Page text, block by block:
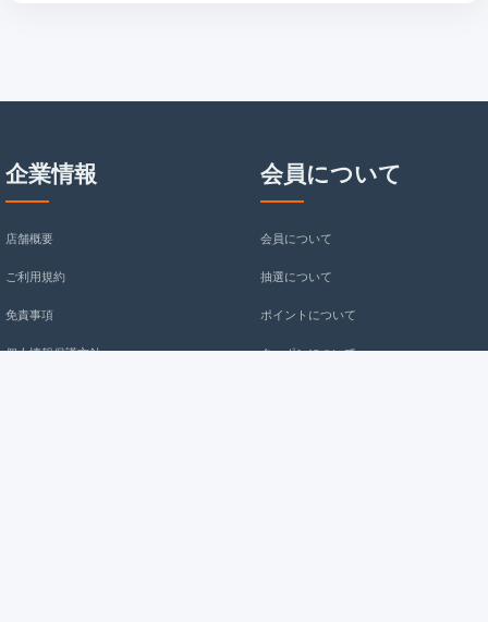
企業情報
店舗概要
ご利用規約
免責事項
個人情報保護方針
会員について
会員について
抽選について
ポイントについて
クーポンについて